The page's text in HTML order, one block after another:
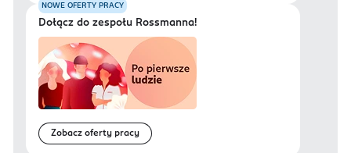
NOWE OFERTY PRACY
Dołącz do zespołu Rossmanna!
Zobacz oferty pracy